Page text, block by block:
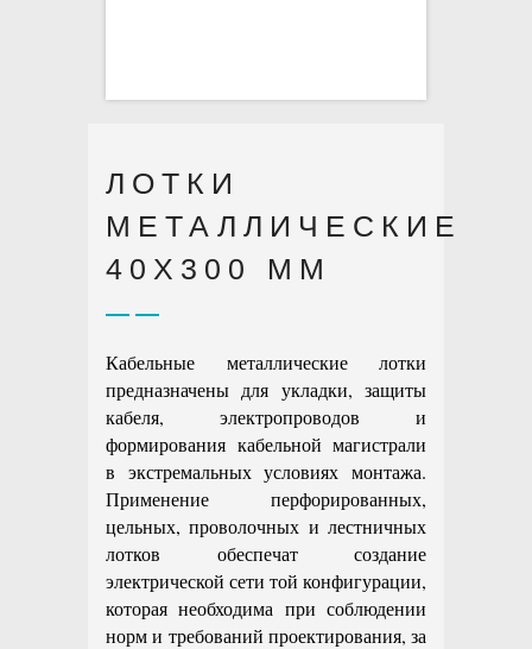
ЛОТКИ
МЕТАЛЛИЧЕСКИЕ
40X300 ММ
Кабельные металлические лотки
предназначены для укладки, защиты
кабеля, электропроводов и
формирования кабельной магистрали
в экстремальных условиях монтажа.
Применение перфорированных,
цельных, проволочных и лестничных
лотков обеспечат создание
электрической сети той конфигурации,
которая необходима при соблюдении
норм и требований проектирования, за